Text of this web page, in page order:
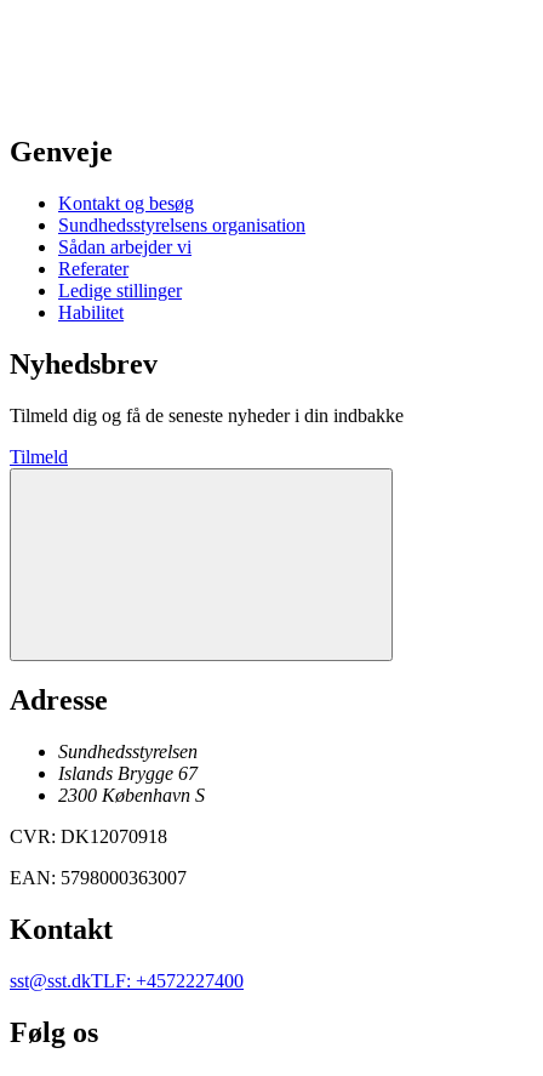
Genveje
Kontakt og besøg
Sundhedsstyrelsens organisation
Sådan arbejder vi
Referater
Ledige stillinger
Habilitet
Nyhedsbrev
Tilmeld dig og få de seneste nyheder i din indbakke
Tilmeld
Adresse
Sundhedsstyrelsen
Islands Brygge 67
2300 København S
CVR: DK12070918
EAN: 5798000363007
Kontakt
sst@sst.dkTLF: +4572227400
Følg os